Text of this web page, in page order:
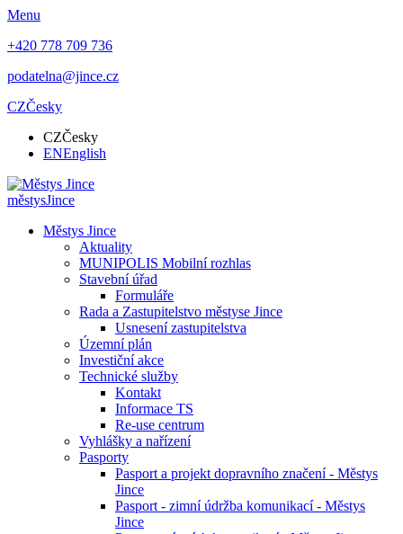
Menu
+420 778 709 736
podatelna@jince.cz
CZČesky
CZČesky
ENEnglish
městysJince
Městys Jince
Aktuality
MUNIPOLIS Mobilní rozhlas
Stavební úřad
Formuláře
Rada a Zastupitelstvo městyse Jince
Usnesení zastupitelstva
Územní plán
Investiční akce
Technické služby
Kontakt
Informace TS
Re-use centrum
Vyhlášky a nařízení
Pasporty
Pasport a projekt dopravního značení - Městys
Jince
Pasport - zimní údržba komunikací - Městys
Jince